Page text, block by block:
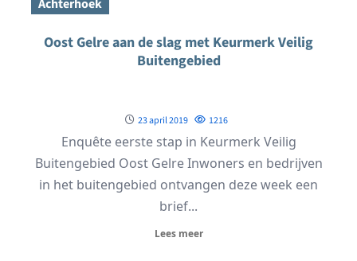
Achterhoek
Oost Gelre aan de slag met Keurmerk Veilig
Buitengebied
23 april 2019 1216
Enquête eerste stap in Keurmerk Veilig
Buitengebied Oost Gelre Inwoners en bedrijven
in het buitengebied ontvangen deze week een
brief...
Lees meer